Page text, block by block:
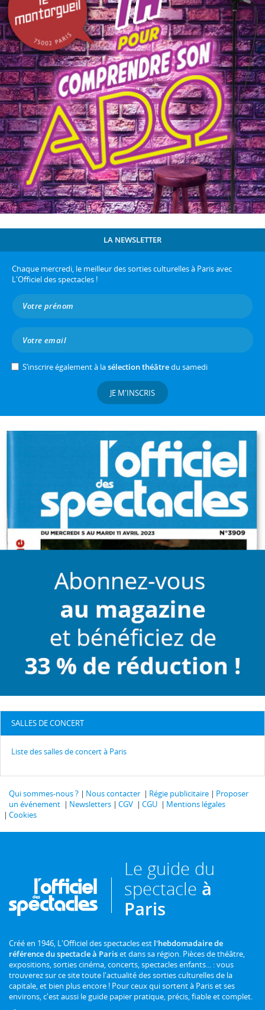
LA NEWSLETTER
Chaque mercredi, le meilleur des sorties culturelles à Paris avec
L'Officiel des spectacles !
S’inscrire également à lasélection théâtredu samedi
JE M'INSCRIS
SALLES DE CONCERT
Liste des salles de concert à Paris
Qui sommes-nous ? Nous contacter Régie publicitaire
Proposer
un événement
Newsletters CGV CGU
Mentions légales
Cookies
Le guide du
spectacle à
Paris
Créé en 1946, L'Officiel des spectacles est l'hebdomadaire de
référence du spectacle à Pariset dans sa région. Pièces de théâtre,
expositions, sorties cinéma, concerts, spectacles enfants... : vous
trouverez sur ce site toute l'actualité des sorties culturelles de la
capitale, et bien plus encore ! Pour ceux qui sortent à Paris et ses
environs, c'est aussi le guide papier pratique, précis, fiable et complet.